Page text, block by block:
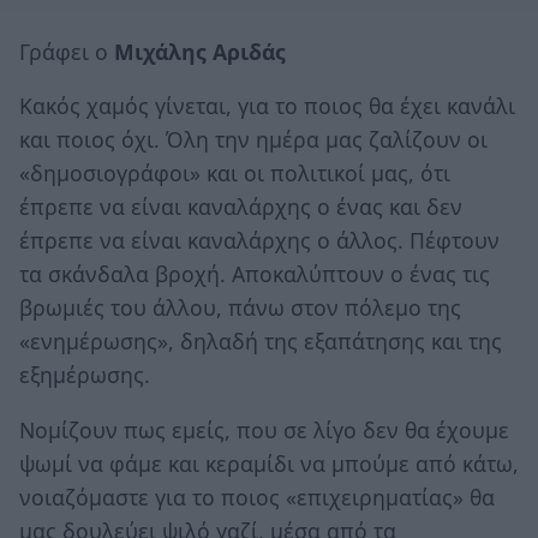
Γράφει ο Μιχάλης Αριδάς
Κακός χαμός γίνεται, για το ποιος θα έχει κανάλι
και ποιος όχι. Όλη την ημέρα μας ζαλίζουν οι
«δημοσιογράφοι» και οι πολιτικοί μας, ότι
έπρεπε να είναι καναλάρχης ο ένας και δεν
έπρεπε να είναι καναλάρχης ο άλλος. Πέφτουν
τα σκάνδαλα βροχή. Αποκαλύπτουν ο ένας τις
βρωμιές του άλλου, πάνω στον πόλεμο της
«ενημέρωσης», δηλαδή της εξαπάτησης και της
εξημέρωσης.
Νομίζουν πως εμείς, που σε λίγο δεν θα έχουμε
ψωμί να φάμε και κεραμίδι να μπούμε από κάτω,
νοιαζόμαστε για το ποιος «επιχειρηματίας» θα
μας δουλεύει ψιλό γαζί, μέσα από τα